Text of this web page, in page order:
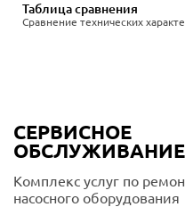
Сравнение технических
Таблица сравнения
СЕРВИСНОЕ
ОБСЛУЖИВАНИЕ
Комплекс услуг по
насосного оборудования